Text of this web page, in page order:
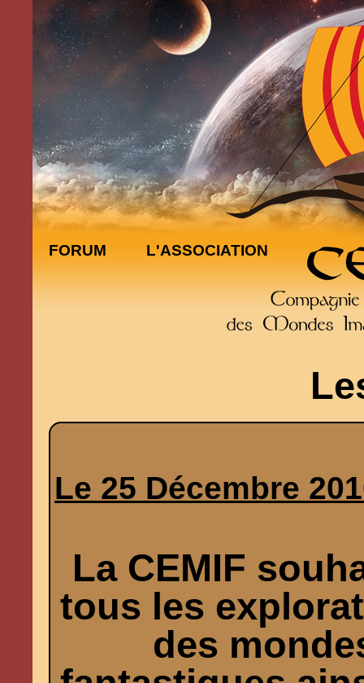
FORUM L'ASSOCIATION
Le 25 Décembre
La CEMIF
tous les
des